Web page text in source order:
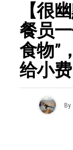
【很
餐员
食物”
给小费
By